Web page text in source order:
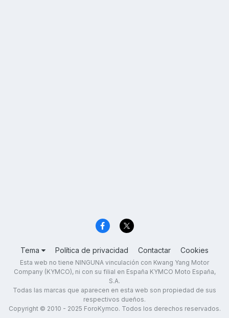
Tema Política de privacidad Contactar Cookies
Esta web no tiene NINGUNA vinculación con Kwang Yang Motor
Company (KYMCO), ni con su filial en España KYMCO Moto España,
S.A.
Todas las marcas que aparecen en esta web son propiedad de sus
respectivos dueños.
Copyright © 2010 - 2025 ForoKymco. Todos los derechos reservados.